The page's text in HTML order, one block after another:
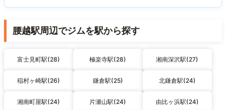
腰越駅周辺でジムを駅から探す
富士見町駅(28) 極楽寺駅(28) 湘南深沢駅(27)
稲村ヶ崎駅(26) 鎌倉駅(25) 北鎌倉駅(24)
湘南町屋駅(24) 片瀬山駅(24) 由比ヶ浜駅(24)